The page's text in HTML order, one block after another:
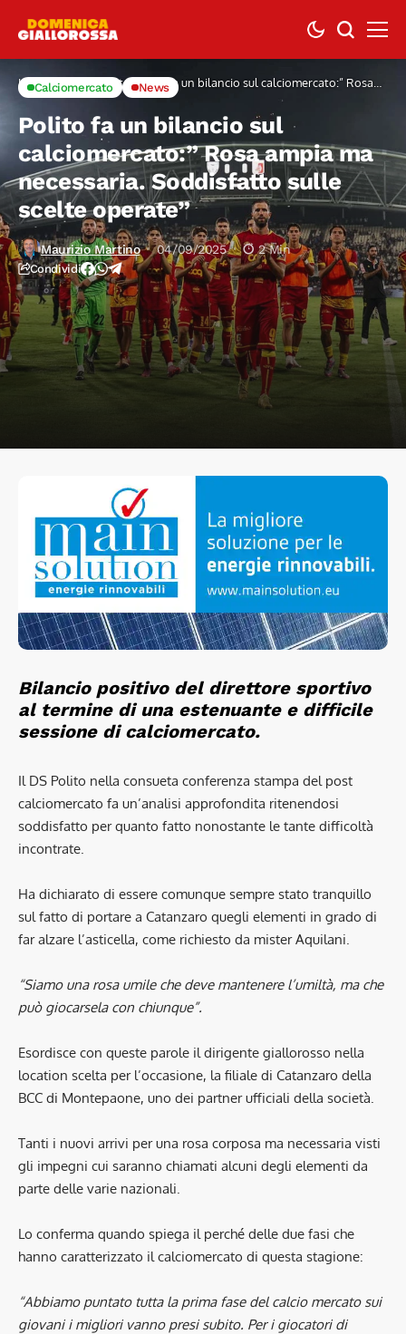
Home Calciomercato Polito fa un bilancio sul calciomercato:” Rosa
ampia ma necessaria. Soddisfatto sulle scelte
Calciomercato News
Polito fa un bilancio sul
calciomercato:” Rosa ampia ma
necessaria. Soddisfatto sulle
scelte operate”
Maurizio Martino 04/09/2025 2 Min
Condividi
Bilancio positivo del direttore sportivo
al termine di una estenuante e difficile
sessione di calciomercato.
Il DS Polito nella consueta conferenza stampa del post
calciomercato fa un’analisi approfondita ritenendosi
soddisfatto per quanto fatto nonostante le tante difficoltà
incontrate.
Ha dichiarato di essere comunque sempre stato tranquillo
sul fatto di portare a Catanzaro quegli elementi in grado di
far alzare l’asticella, come richiesto da mister Aquilani.
“Siamo una rosa umile che deve mantenere l’umiltà, ma che
può giocarsela con chiunque”.
Esordisce con queste parole il dirigente giallorosso nella
location scelta per l’occasione, la filiale di Catanzaro della
BCC di Montepaone, uno dei partner ufficiali della società.
Tanti i nuovi arrivi per una rosa corposa ma necessaria visti
gli impegni cui saranno chiamati alcuni degli elementi da
parte delle varie nazionali.
Lo conferma quando spiega il perché delle due fasi che
hanno caratterizzato il calciomercato di questa stagione:
“Abbiamo puntato tutta la prima fase del calcio mercato sui
giovani i migliori vanno presi subito. Per i giocatori di